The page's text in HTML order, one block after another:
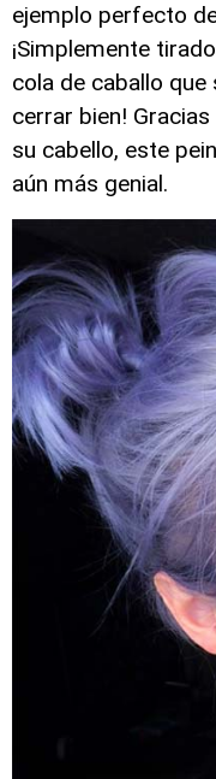
ejemplo perfecto
¡Simplemente
cola de caballo
cerrar bien!
su cabello, este
aún más genial.